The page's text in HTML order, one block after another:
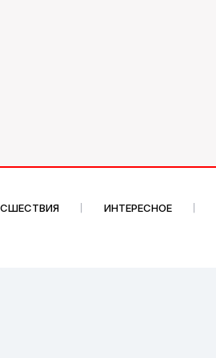
ИНТЕРЕСНОЕ